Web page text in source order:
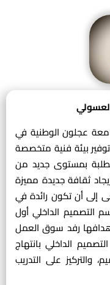
عجلون الوطنية في
وتهدف إلى توفير بيئة فنية متخصصة
بمستوى جديد من
ثقافة جديدة مميزة
إلى أن تكون رائدة في
التصميم الداخلي أول
رفد سوق العمل
الداخلي بانتهاج
والتركيز على التدريب